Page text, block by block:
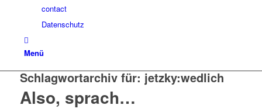
contact
Datenschutz
Menü
Schlagwortarchiv für: jetzky:wedlich
Also, sprach…